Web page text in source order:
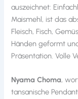
auszeichnet:
Maismehl, ist das
Fleisch, Fisch,
Händen geformt
Präsentation. Volle
Nyama Choma,
tansanische